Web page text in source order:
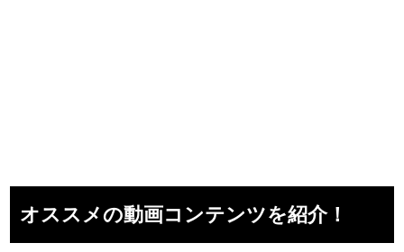
オススメの動画コンテンツを紹介！